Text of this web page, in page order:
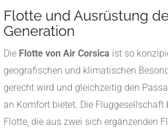
Flotte und Ausrüstung
Generation
Die Flotte von Air Corsica ist so
geografischen und klimatischen
gerecht wird und gleichzeitig den
an Komfort bietet. Die Fluggesellschaft
Flotte, die aus zwei sich ergänzenden